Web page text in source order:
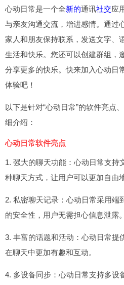
心动日常是一个全新的通讯社交应
与亲友沟通交流，增进感情。通过
家人和朋友保持联系，发送文字、
生活和快乐。您还可以创建群组，
分享更多的快乐。快来加入心动日
体验吧！
以下是针对“心动日常”的软件亮点
细介绍：
心动日常软件亮点
1. 强大的聊天功能：心动日常支持
种聊天方式，让用户可以更加自由
2. 私密聊天记录：心动日常采用端
的安全性，用户无需担心信息泄露。
3. 丰富的话题和活动：心动日常提
在聊天中更加有趣和互动。
4. 多设备同步：心动日常支持多设